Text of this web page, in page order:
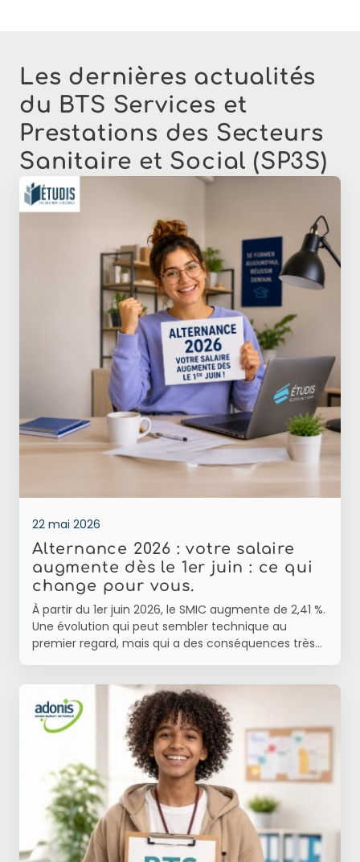
Les dernières actualités
du BTS Services et
Prestations des Secteurs
Sanitaire et Social (SP3S)
22 mai 2026
Alternance 2026 : votre salaire
augmente dès le 1er juin : ce qui
change pour vous.
À partir du 1er juin 2026, le SMIC augmente de 2,41 %.
Une évolution qui peut sembler technique au
premier regard, mais qui a des conséquences très
aussi une nouvelle opportunité qui se dessine pour
celles et ceux qui souhaitent étudier tout en
construisant leur avenir professionnel. Dans un
contexte où le coût des études, du logement et de
la vie quotidienne pèse de plus en plus lourd sur les
familles, l’alternance apparaît aujourd’hui comme
l’un des modèles les plus équilibrés pour se former.
Et cette hausse du SMIC vient renforcer encore
davantage son attractivité. Une hausse du SMIC
qui impacte directement les alternants. Depuis le